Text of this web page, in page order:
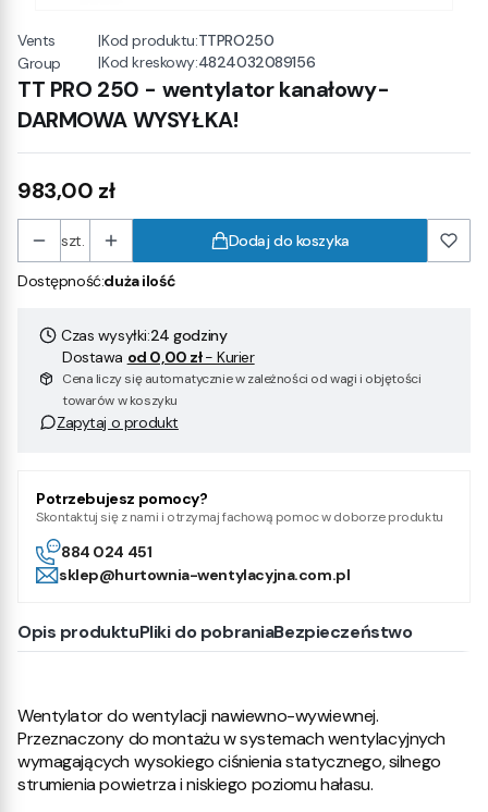
Vents
Group
|Kod produktu:TTPRO250
|Kod kreskowy:4824032089156
TT PRO 250 - wentylator kanałowy-
DARMOWA WYSYŁKA!
Cena
983,00 zł
szt. Dodaj do koszyka
Dostępność:duża ilość
Czas wysyłki:24 godziny
Dostawa od 0,00 zł- Kurier
Cena liczy się automatycznie w zależności od wagi i objętości
towarów w koszyku
Zapytaj o produkt
Potrzebujesz pomocy?
Skontaktuj się z nami i otrzymaj fachową pomoc w doborze produktu
884 024 451
sklep@hurtownia-wentylacyjna.com.pl
Opis produktuPliki do pobraniaBezpieczeństwo
Wentylator do wentylacji nawiewno-wywiewnej.
Przeznaczony do montażu w systemach wentylacyjnych
wymagających wysokiego ciśnienia statycznego, silnego
strumienia powietrza i niskiego poziomu hałasu.